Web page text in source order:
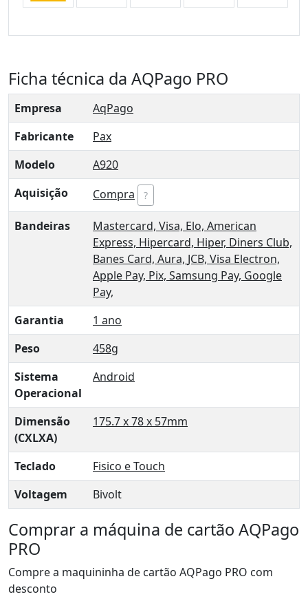
Ficha técnica da AQPago PRO
Empresa
AqPago
Fabricante
Pax
Modelo
A920
Aquisição
Compra ?
Bandeiras Mastercard, Visa, Elo, American
Express, Hipercard, Hiper, Diners Club,
Banes Card, Aura, JCB, Visa Electron,
Apple Pay, Pix, Samsung Pay, Google
Pay,
Garantia
1 ano
Peso
458g
Sistema
Operacional
Android
Dimensão
(CXLXA)
175.7 x 78 x 57mm
Teclado
Fisico e Touch
Voltagem
Bivolt
Comprar a máquina de cartão AQPago
PRO
Compre a maquininha de cartão AQPago PRO com
desconto